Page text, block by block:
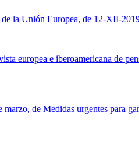
la Unión Europea, de 12-XII-
europea e iberoamericana de
de Medidas urgentes para